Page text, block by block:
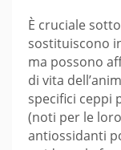
È cruciale
sostituiscono
ma possono
di vita
specifici ceppi
(noti per le
antiossidanti